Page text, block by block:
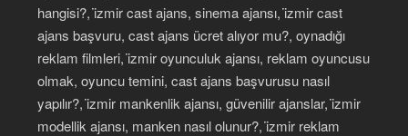
hangisi?, i̇zmir cast ajans, sinema ajansı, i̇zmir cast
ajans başvuru, cast ajans ücret alıyor mu?, oynadığı
reklam filmleri, i̇zmir oyunculuk ajansı, reklam oyuncusu
olmak, oyuncu temini, cast ajans başvurusu nasıl
yapılır?, i̇zmir mankenlik ajansı, güvenilir ajanslar, i̇zmir
modellik ajansı, manken nasıl olunur?, i̇zmir reklam